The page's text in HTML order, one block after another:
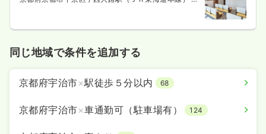
同じ地域で条件を追加する
京都府宇治市×駅徒歩５分以内 68
京都府宇治市×車通勤可（駐車場有） 124